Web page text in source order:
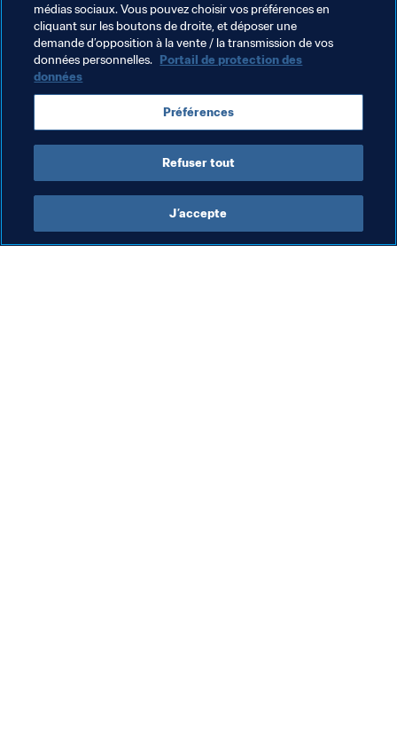
Roberto Martinez ou encore Mécha
Baždarević. Retrouvez-les ainsi que nos rubriques
habituelles, comme notre revue statistique
hebdomadaire
Féminin, l'Hebdo des bons mots ou encore
Anniversaires de la semaine.
FIFA.com !
médias sociaux. Vous pouvez choisir vos préférences en
cliquant sur les boutons de droite, et déposer une
demande d’opposition à la vente / la transmission de vos
données personnelles. Portail de protection des
données
Préférences
Refuser tout
J’accepte